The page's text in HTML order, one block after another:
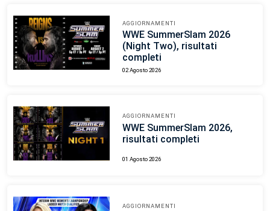
AGGIORNAMENTI
WWE SummerSlam 2026
(Night Two), risultati
completi
02 Agosto 2026
AGGIORNAMENTI
WWE SummerSlam 2026,
risultati completi
01 Agosto 2026
AGGIORNAMENTI